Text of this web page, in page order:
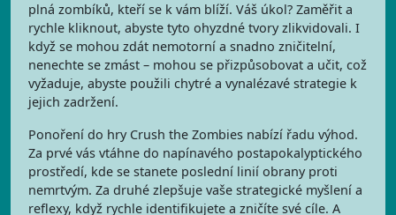
plná zombíků, kteří se k vám blíží. Váš úkol? Zaměřit a
rychle kliknout, abyste tyto ohyzdné tvory zlikvidovali. I
když se mohou zdát nemotorní a snadno zničitelní,
nenechte se zmást – mohou se přizpůsobovat a učit, což
vyžaduje, abyste použili chytré a vynalézavé strategie k
jejich zadržení.
Ponoření do hry Crush the Zombies nabízí řadu výhod.
Za prvé vás vtáhne do napínavého postapokalyptického
prostředí, kde se stanete poslední linií obrany proti
nemrtvým. Za druhé zlepšuje vaše strategické myšlení a
reflexy, když rychle identifikujete a zničíte své cíle. A